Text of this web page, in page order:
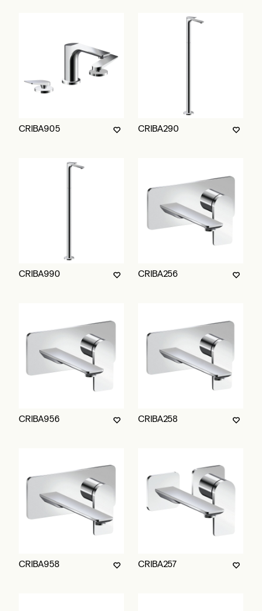
CRIBA905 CRIBA290
CRIBA990 CRIBA256
CRIBA956 CRIBA258
CRIBA958 CRIBA257